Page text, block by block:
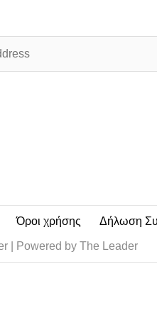
Όροι χρήσης Δήλωση
| Powered by The Leader